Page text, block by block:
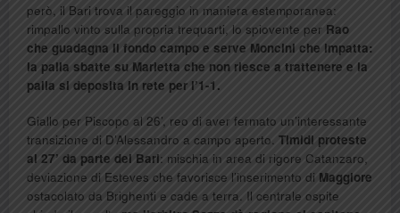
però, il Bari trova il pareggio in maniera estemporanea:
rimpallo vinto sulla propria trequarti, lo spiovente per Rao
che guadagna il fondo campo e serve Moncini che impatta:
la palla sbatte su Marietta che non riesce a trattenere e la
palla si deposita in rete per l’1-1.
Giallo per Piscopo al 26’, reo di aver fermato un’interessante
transizione di D’Alessandro a campo aperto. Timidi proteste
al 27’ da parte del Bari: mischia in area di rigore Catanzaro,
deviazione di Esteves che favorisce l’inserimento di Maggiore
ostacolato da Brighenti e cade a terra. Il centrale ospite